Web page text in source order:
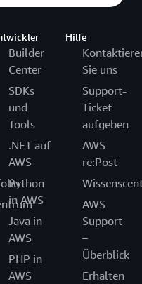
Builder
Center
SDKs
und
Tools
.NET auf
AWS
Python
in AWS
Java in
AWS
PHP in
AWS
Hilfe
Sie uns
Support-
Ticket
aufgeben
AWS
re:Post
AWS
Support
–
Überblick
Erhalten